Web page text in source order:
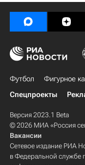
Футбол Фигурное
Спецпроекты
Версия 2023.1 Beta
© 2026 МИА «Россия
Вакансии
Сетевое издание РИА
в Федеральной службе